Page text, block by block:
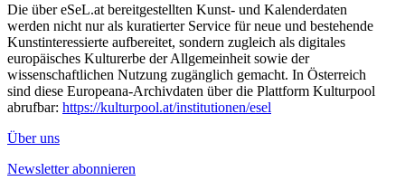
Die über eSeL.at bereitgestellten Kunst- und Kalenderdaten
werden nicht nur als kuratierter Service für neue und bestehende
Kunstinteressierte aufbereitet, sondern zugleich als digitales
europäisches Kulturerbe der Allgemeinheit sowie der
wissenschaftlichen Nutzung zugänglich gemacht. In Österreich
sind diese Europeana-Archivdaten über die Plattform Kulturpool
abrufbar: https://kulturpool.at/institutionen/esel
Über uns
Newsletter abonnieren